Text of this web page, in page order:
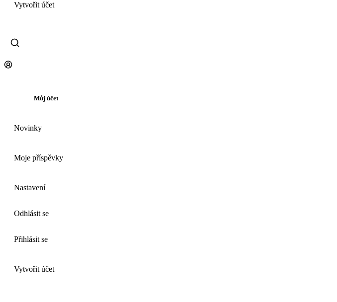
Vytvořit účet
Můj účet
Novinky
Moje příspěvky
Nastavení
Odhlásit se
Přihlásit se
Vytvořit účet